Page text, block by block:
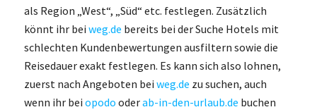
als Region „West“, „Süd“ etc. festlegen. Zusätzlich
könnt ihr bei weg.de bereits bei der Suche Hotels mit
schlechten Kundenbewertungen ausfiltern sowie die
Reisedauer exakt festlegen. Es kann sich also lohnen,
zuerst nach Angeboten bei weg.de zu suchen, auch
wenn ihr bei opodo oderab-in-den-urlaub.de buchen